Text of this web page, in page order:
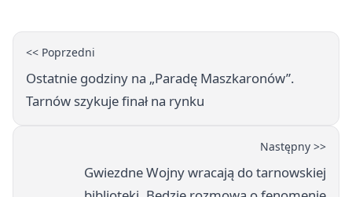
<< Poprzedni
Ostatnie godziny na „Paradę Maszkaronów”.
Tarnów szykuje finał na rynku
Następny >>
Gwiezdne Wojny wracają do tarnowskiej